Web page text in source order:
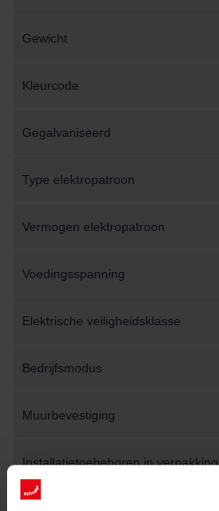
Gewicht
Kleurcode
Gegalvaniseerd
Type elektropatroon
Vermogen elektropatroon
Voedingsspanning
Elektrische veiligheidsklasse
Bedrijfsmodus
Muurbevestiging
Installatietoebehoren in verpakking